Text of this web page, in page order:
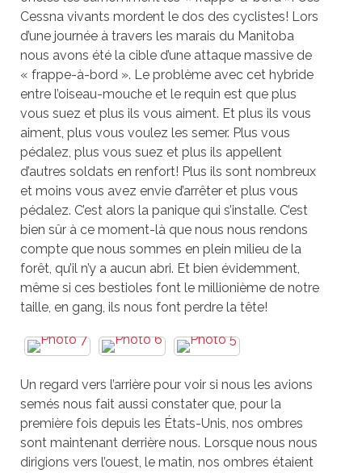
Cessna vivants mordent le dos des cyclistes! Lors
d’une journée à travers les marais du Manitoba
nous avons été la cible d’une attaque massive de
« frappe-à-bord ». Le problème avec cet hybride
entre l’oiseau-mouche et le requin est que plus
vous suez et plus ils vous aiment. Et plus ils vous
aiment, plus vous voulez les semer. Plus vous
pédalez, plus vous suez et plus ils appellent
d’autres soldats en renfort! Plus ils sont nombreux
et moins vous avez envie d’arrêter et plus vous
pédalez. C’est alors la panique qui s’installe. C’est
bien sûr à ce moment-là que nous nous rendons
compte que nous sommes en plein milieu de la
forêt, qu’il n’y a aucun abri. Et bien évidemment,
même si ces bestioles font le millionième de notre
taille, en gang, ils nous font perdre la tête!
Un regard vers l’arrière pour voir si nous les avions
semés nous fait aussi constater que, pour la
première fois depuis les États-Unis, nos ombres
sont maintenant derrière nous. Lorsque nous nous
dirigions vers l’ouest, le matin, nos ombres étaient